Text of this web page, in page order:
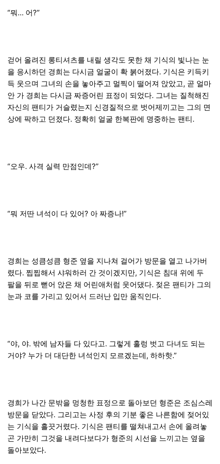
“뭐… 어?”
걷어 올려진 롱티셔츠를 내릴 생각도 못한 채 기식의 빛나는 눈
을 응시하던 경희는 다시금 얼굴이 확 붉어졌다. 기식은 키득키
득 웃으며 그녀의 손을 놓아주고 멀찍이 떨어져 앉았고, 곧 얼마
안 가 경희는 다시금 짜증어린 표정이 되었다. 그녀는 질척해진
자신의 팬티가 거슬렸는지 신경질적으로 벗어제끼고는 그의 면
상에 팍하고 던졌다. 정확히 얼굴 한복판에 명중하는 팬티.
“오우. 사격 실력 만점인데?”
“뭐 저딴 녀석이 다 있어? 아 짜증나!”
경희는 성큼성큼 형준 옆을 지나쳐 걸어가 방문을 열고 나가버
렸다. 찝찝해서 샤워하러 간 것이겠지만, 기식은 침대 위에 두
팔을 뒤로 뻗어 앉은 채 어린애처럼 웃어댔다. 젖은 팬티가 그의
눈과 코를 가리고 있어서 드러난 입만 움직인다.
“야, 야. 밖에 남자들 다 있다고. 그렇게 훌렁 벗고 다녀도 되는
거야? 누가 더 대단한 녀석인지 모르겠는데, 하하핫.”
경희가 나간 문밖을 멍청한 표정으로 돌아보던 형준은 조심스레
방문을 닫았다. 그리고는 사정 후의 기분 좋은 나른함에 젖어있
는 기식을 흘끗거렸다. 기식은 팬티를 떨쳐내고서 손에 올려놓
곤 가만히 그것을 내려다보다가 형준의 시선을 느끼고는 옆을
돌아보았다.